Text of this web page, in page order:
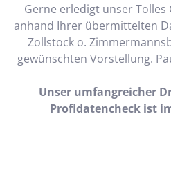
Gerne erledigt unser Tolles
anhand Ihrer übermittelten
Zollstock o.
gewünschten Vorstellung.
Unser umfangreicher
Profidatencheck ist